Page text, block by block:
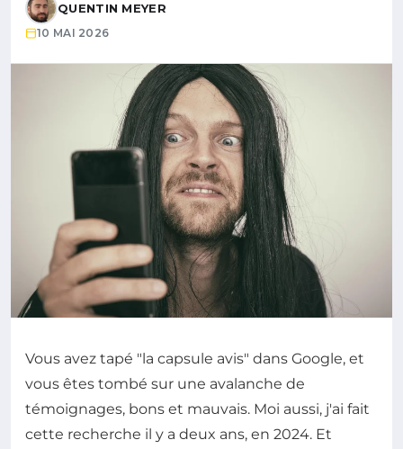
QUENTIN MEYER
10 MAI 2026
Vous avez tapé "la capsule avis" dans Google, et
vous êtes tombé sur une avalanche de
témoignages, bons et mauvais. Moi aussi, j'ai fait
cette recherche il y a deux ans, en 2024. Et